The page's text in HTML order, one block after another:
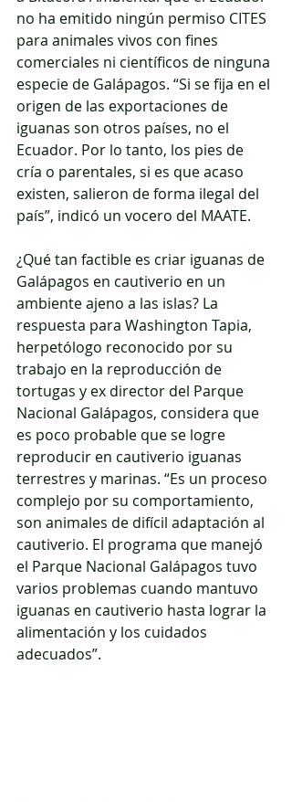
no ha emitido ningún permiso CITES
para animales vivos con fines
comerciales ni científicos de ninguna
especie de Galápagos. “Si se fija en el
origen de las exportaciones de
iguanas son otros países, no el
Ecuador. Por lo tanto, los pies de
cría o parentales, si es que acaso
existen, salieron de forma ilegal del
país”, indicó un vocero del MAATE.
¿Qué tan factible es criar iguanas de
Galápagos en cautiverio en un
ambiente ajeno a las islas? La
respuesta para Washington Tapia,
herpetólogo reconocido por su
trabajo en la reproducción de
tortugas y ex director del Parque
Nacional Galápagos, considera que
es poco probable que se logre
reproducir en cautiverio iguanas
terrestres y marinas. “Es un proceso
complejo por su comportamiento,
son animales de difícil adaptación al
cautiverio. El programa que manejó
el Parque Nacional Galápagos tuvo
varios problemas cuando mantuvo
iguanas en cautiverio hasta lograr la
alimentación y los cuidados
adecuados”.